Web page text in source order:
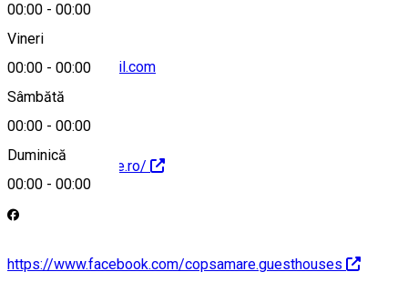
00:00 - 00:00
Vineri
00:00 - 00:00
Sâmbătă
00:00 - 00:00
Duminică
00:00 - 00:00
copsamare@gmail.com
https://copsamare.ro/
https://www.facebook.com/copsamare.guesthouses